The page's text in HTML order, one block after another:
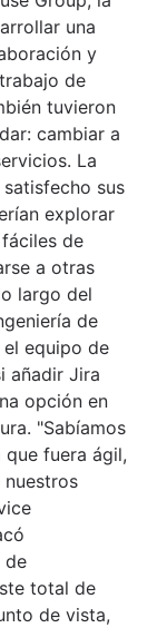
una
y
de
tuvieron
cambiar a
La
sus
explorar
de
a otras
largo del
de
equipo de
añadir Jira
opción en
"Sabíamos
fuera ágil,
de
total de
de vista,